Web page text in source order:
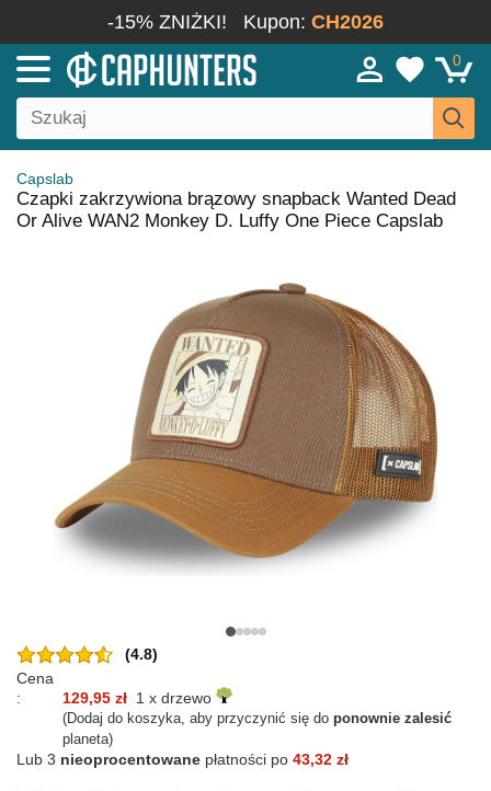
-15% ZNIŻKI! Kupon: CH2026
0
Capslab
Czapki zakrzywiona brązowy snapback Wanted Dead
Or Alive WAN2 Monkey D. Luffy One Piece Capslab
(4.8)
Cena
:
129,95 zł 1 x drzewo
(Dodaj do koszyka, aby przyczynić się do ponownie zalesić
planeta)
Lub 3 nieoprocentowane płatności po 43,32 zł